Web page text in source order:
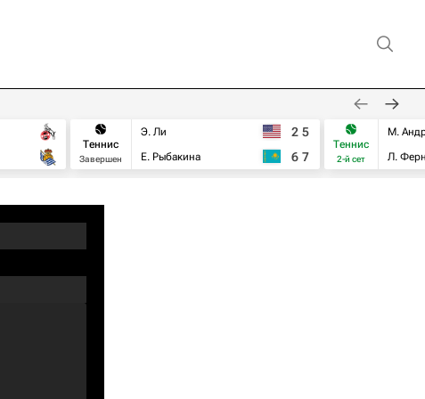
Теннис
Завершен
Э. Ли
Е. Рыбакина
2 5
6 7
Теннис
2-й сет
М.
Л.